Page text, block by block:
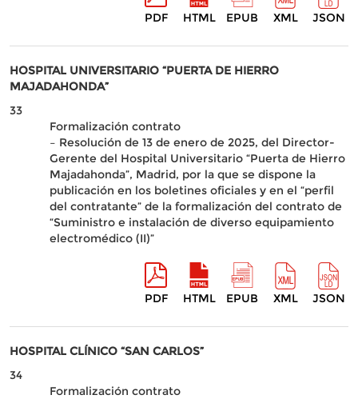
PDF HTML EPUB XML JSON
HOSPITAL UNIVERSITARIO “PUERTA DE HIERRO
MAJADAHONDA”
33
Formalización contrato
– Resolución de 13 de enero de 2025, del Director-
Gerente del Hospital Universitario “Puerta de Hierro
Majadahonda”, Madrid, por la que se dispone la
publicación en los boletines oficiales y en el “perfil
del contratante” de la formalización del contrato de
“Suministro e instalación de diverso equipamiento
electromédico (II)”
PDF HTML EPUB XML JSON
HOSPITAL CLÍNICO “SAN CARLOS”
34
Formalización contrato